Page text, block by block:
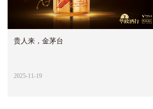
贵人来，金茅台
2025-11-19